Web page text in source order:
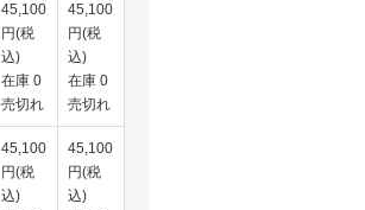
45,100
円(税
込)
在庫 0
売切れ
45,100
円(税
込)
在庫 0
売切れ
45,100
円(税
込)
45,100
円(税
込)